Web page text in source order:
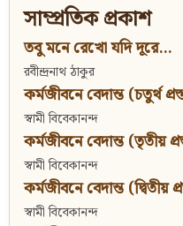
সাম্প্রতিক প্রকাশ
তবু মনে রেখো যদি দূরে...
রবীন্দ্রনাথ ঠাকুর
কর্মজীবনে বেদান্ত (চতুর্থ
স্বামী বিবেকানন্দ
কর্মজীবনে বেদান্ত (তৃতীয়
স্বামী বিবেকানন্দ
কর্মজীবনে বেদান্ত (দ্বিতীয়
স্বামী বিবেকানন্দ